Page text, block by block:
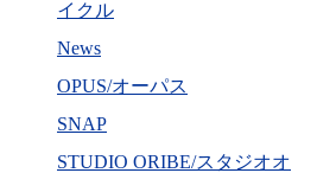
イクル
News
OPUS/オーパス
SNAP
STUDIO ORIBE/スタジオオ